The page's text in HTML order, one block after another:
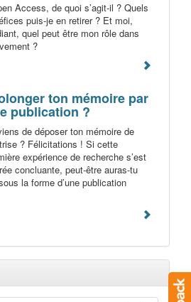
Access, de quoi s’agit-il ? Quels
puis-je en retirer ? Et moi,
quel peut être mon rôle dans
?
ton mémoire par
publication ?
de déposer ton mémoire de
? Félicitations ! Si cette
expérience de recherche s’est
concluante, peut-être auras-tu
la forme d’une publication